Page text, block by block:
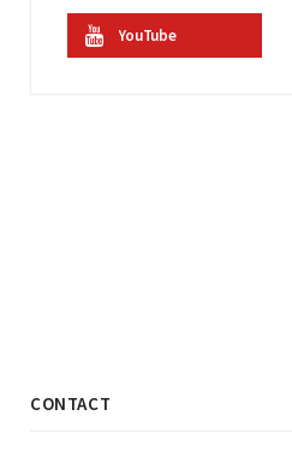
YouTube
CONTACT